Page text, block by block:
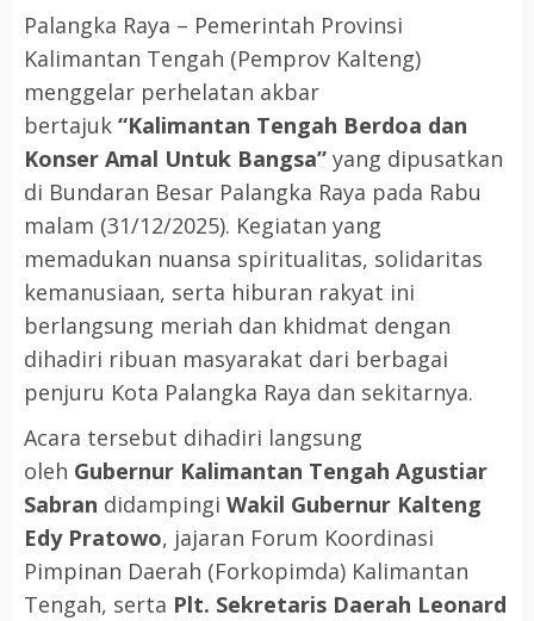
Palangka Raya – Pemerintah Provinsi
Kalimantan Tengah (Pemprov Kalteng)
menggelar perhelatan akbar
bertajuk “Kalimantan Tengah Berdoa dan
Konser Amal Untuk Bangsa” yang dipusatkan
di Bundaran Besar Palangka Raya pada Rabu
malam (31/12/2025). Kegiatan yang
memadukan nuansa spiritualitas, solidaritas
kemanusiaan, serta hiburan rakyat ini
berlangsung meriah dan khidmat dengan
dihadiri ribuan masyarakat dari berbagai
penjuru Kota Palangka Raya dan sekitarnya.
Acara tersebut dihadiri langsung
oleh Gubernur Kalimantan Tengah Agustiar
Sabran didampingi Wakil Gubernur Kalteng
Edy Pratowo, jajaran Forum Koordinasi
Pimpinan Daerah (Forkopimda) Kalimantan
Tengah, serta Plt. Sekretaris Daerah Leonard